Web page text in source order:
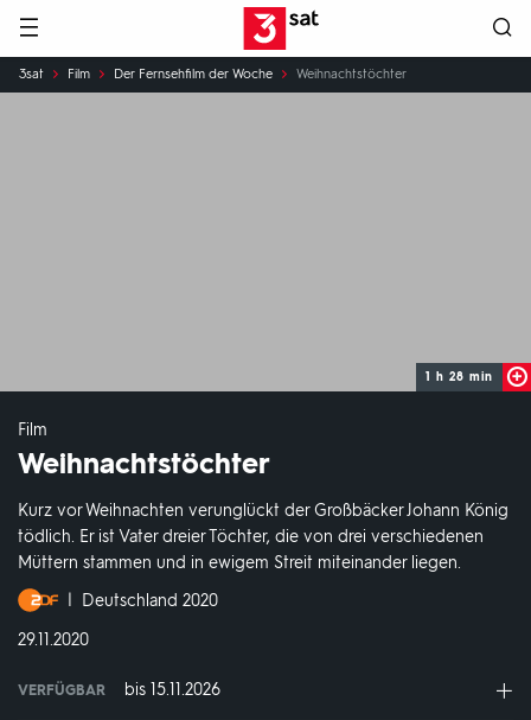
Hauptnavigation 3SAT
Sie
sind
3sat Film Der Fernsehfilm der Woche Weihnachtstöchter
1 h 28 min
Film
Weihnachtstöchter
Kurz vor Weihnachten verunglückt der Großbäcker Johann König
tödlich. Er ist Vater dreier Töchter, die von drei verschiedenen
Müttern stammen und in ewigem Streit miteinander liegen.
Produktionsland
und
jahr:
Deutschland 2020
DATUM:
29.11.2020
VERFÜGBAR bis 15.11.2026